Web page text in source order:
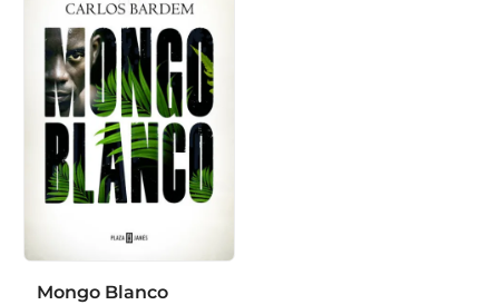
Mongo Blanco